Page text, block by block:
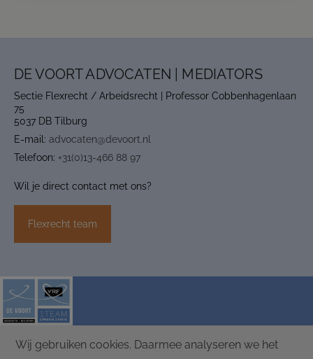
DE VOORT ADVOCATEN | MEDIATORS
Sectie Flexrecht / Arbeidsrecht | Professor Cobbenhagenlaan
75
5037 DB Tilburg
E-mail: advocaten@devoort.nl
Telefoon: +31(0)13-466 88 97
Wil je direct contact met ons?
Flexrecht team
ALGEMENE VOORWAARDEN
Wij gebruiken cookies. Daarmee analyseren we het